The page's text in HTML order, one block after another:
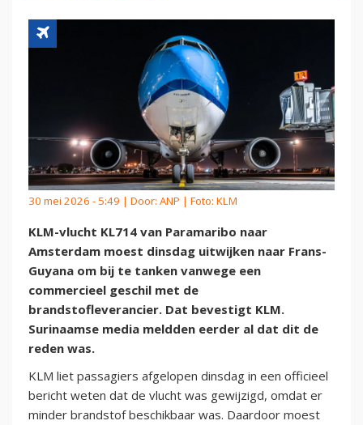
30 mei 2026 - 5:49 | Door: ANP | Foto: KLM
KLM-vlucht KL714 van Paramaribo naar
Amsterdam moest dinsdag uitwijken naar Frans-
Guyana om bij te tanken vanwege een
commercieel geschil met de
brandstofleverancier. Dat bevestigt KLM.
Surinaamse media meldden eerder al dat dit de
reden was.
KLM liet passagiers afgelopen dinsdag in een officieel
bericht weten dat de vlucht was gewijzigd, omdat er
minder brandstof beschikbaar was. Daardoor moest